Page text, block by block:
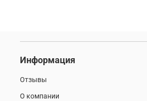
Информация
Отзывы
О компании